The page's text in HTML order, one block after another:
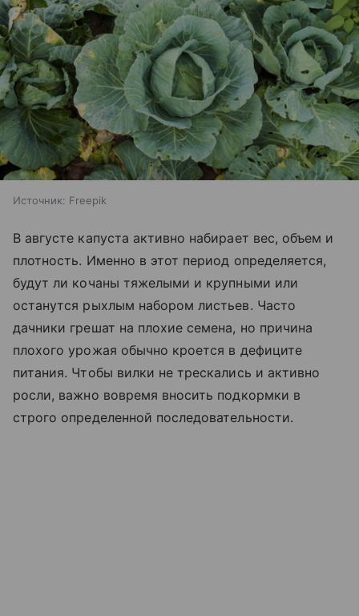
Источник: Freepik
В августе капуста активно набирает вес, объем и
плотность. Именно в этот период определяется,
будут ли кочаны тяжелыми и крупными или
останутся рыхлым набором листьев. Часто
дачники грешат на плохие семена, но причина
плохого урожая обычно кроется в дефиците
питания. Чтобы вилки не трескались и активно
росли, важно вовремя вносить подкормки в
строго определенной последовательности.